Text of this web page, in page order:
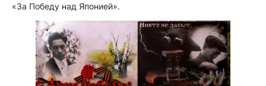
«За Победу над Японией».